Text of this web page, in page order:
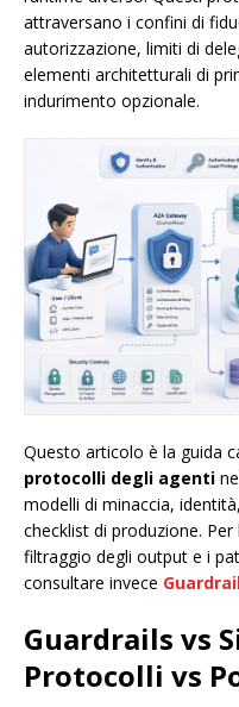
attraversano i confini di
autorizzazione, limiti di
elementi architetturali di
indurimento opzionale.
Questo articolo è la guida
protocolli degli agenti
modelli di minaccia,
checklist di produzione.
filtraggio degli output e i
consultare invece
Guardrails vs
Protocolli vs